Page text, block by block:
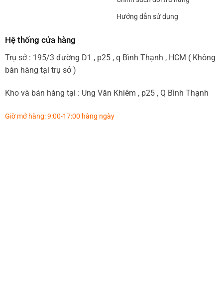
Hướng dẫn sử dụng
Hệ thống cửa hàng
Trụ sở : 195/3 đường D1 , p25 , q Bình Thạnh , HCM ( Không
bán hàng tại trụ sở )
Kho và bán hàng tại : Ung Văn Khiêm , p25 , Q Bình Thạnh
Giờ mở hàng: 9:00-17:00 hàng ngày